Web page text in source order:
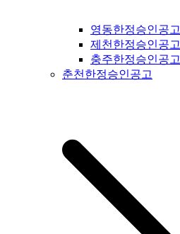
영동한정승인공고
제천한정승인공고
충주한정승인공고
춘천한정승인공고